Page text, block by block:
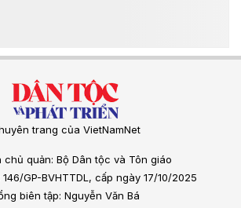
trang của VietNamNet
chủ quản: Bộ Dân tộc và Tôn giáo
GP-BVHTTDL, cấp ngày 17/10/2025
biên tập: Nguyễn Văn Bá